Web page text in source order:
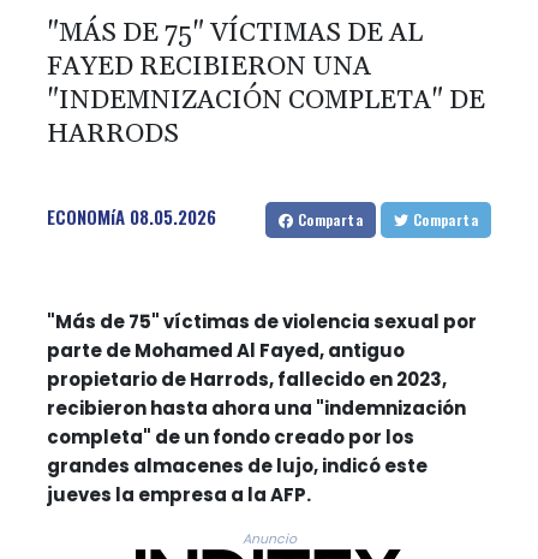
"MÁS DE 75" VÍCTIMAS DE AL
FAYED RECIBIERON UNA
"INDEMNIZACIÓN COMPLETA" DE
HARRODS
ECONOMíA 08.05.2026 Comparta Comparta
"Más de 75" víctimas de violencia sexual por
parte de Mohamed Al Fayed, antiguo
propietario de Harrods, fallecido en 2023,
recibieron hasta ahora una "indemnización
completa" de un fondo creado por los
grandes almacenes de lujo, indicó este
jueves la empresa a la AFP.
Anuncio